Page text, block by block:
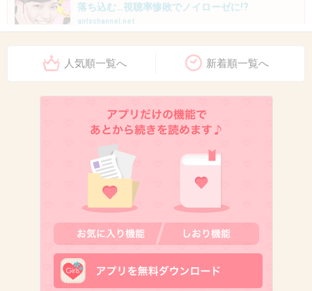
落ち込む…視聴率惨敗でノイローゼに!?
girlschannel.net
川口春奈、2ちゃんねるの誹謗中傷を見て落ち込む…視聴率惨敗でノイロー
ゼに!? ＞期待を感じているからこそ、川口も低迷する視聴率にショックを
を見て、落ち込むこともあるそうです。彼女は考え...
+301
もう早いとこ打ち切りにしてあげて！
+166
人気順一覧へ 新着順一覧へ